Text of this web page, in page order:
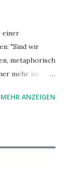
einer
"Sind wir
metaphorisch
mehr im
es Gründe
scheinen.
MEHR ANZEIGEN